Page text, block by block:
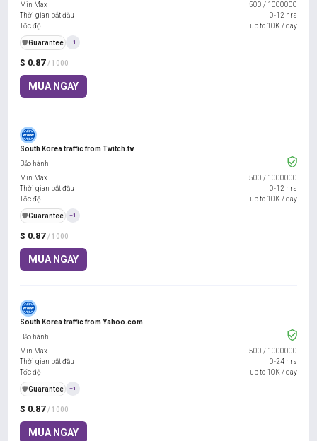
$ 0.87 / 1000
MUA NGAY
Min Max
500 / 1000000
Thời gian bắt đầu
0-12 hrs
Tốc độ
up to 10K / day
️🛡️Guarantee +1
South Korea traffic from Twitch.tv
$ 0.87 / 1000
MUA NGAY
Bảo hành
Min Max
500 / 1000000
Thời gian bắt đầu
0-12 hrs
Tốc độ
up to 10K / day
️🛡️Guarantee +1
South Korea traffic from Yahoo.com
$ 0.87 / 1000
MUA NGAY
Bảo hành
Min Max
500 / 1000000
Thời gian bắt đầu
0-24 hrs
Tốc độ
up to 10K / day
️🛡️Guarantee +1